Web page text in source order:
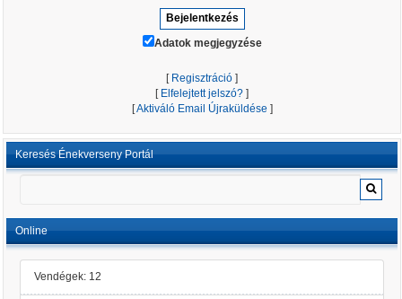
Adatok megjegyzése
[ Regisztráció ]
[ Elfelejtett jelszó? ]
[Aktiváló Email Újraküldése ]
Keresés Énekverseny Portál
Online
Vendégek: 12